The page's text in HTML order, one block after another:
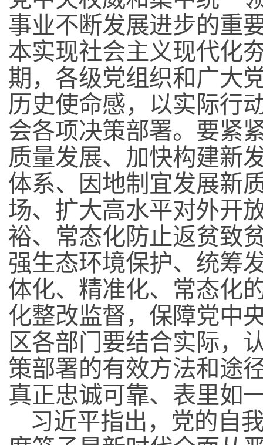
事业不断发展进步的重
本实现社会主义现代化
期，各级党组织和广大
历史使命感，以实际行
会各项决策部署。要紧
质量发展、加快构建新
体系、因地制宜发展新
场、扩大高水平对外开
裕、常态化防止返贫致
强生态环境保护、统筹
体化、精准化、常态化
化整改监督，保障党中
区各部门要结合实际，
策部署的有效方法和途
真正忠诚可靠、表里如
习近平指出，党的自